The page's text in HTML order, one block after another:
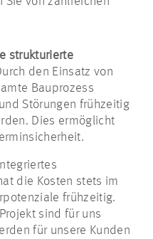
strukturierte
den Einsatz von
Bauprozess
Störungen frühzeitig
Dies ermöglicht
die Kosten stets im
frühzeitig.
sind für uns
für unsere Kunden